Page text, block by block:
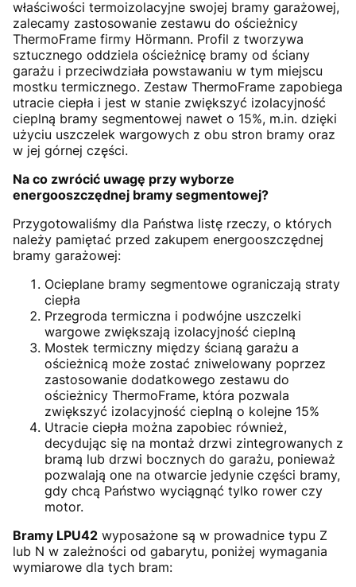
właściwości termoizolacyjne swojej bramy garażowej,
zalecamy zastosowanie zestawu do ościeżnicy
ThermoFrame firmy Hörmann. Profil z tworzywa
sztucznego oddziela ościeżnicę bramy od ściany
garażu i przeciwdziała powstawaniu w tym miejscu
mostku termicznego. Zestaw ThermoFrame zapobiega
utracie ciepła i jest w stanie zwiększyć izolacyjność
cieplną bramy segmentowej nawet o 15%, m.in. dzięki
użyciu uszczelek wargowych z obu stron bramy oraz
w jej górnej części.
Na co zwrócić uwagę przy wyborze
energooszczędnej bramy segmentowej?
Przygotowaliśmy dla Państwa listę rzeczy, o których
należy pamiętać przed zakupem energooszczędnej
bramy garażowej:
Ocieplane bramy segmentowe ograniczają straty
ciepła
Przegroda termiczna i podwójne uszczelki
wargowe zwiększają izolacyjność cieplną
Mostek termiczny między ścianą garażu a
ościeżnicą może zostać zniwelowany poprzez
zastosowanie dodatkowego zestawu do
ościeżnicy ThermoFrame, która pozwala
zwiększyć izolacyjność cieplną o kolejne 15%
Utracie ciepła można zapobiec również,
decydując się na montaż drzwi zintegrowanych z
bramą lub drzwi bocznych do garażu, ponieważ
pozwalają one na otwarcie jedynie części bramy,
gdy chcą Państwo wyciągnąć tylko rower czy
motor.
Bramy LPU42 wyposażone są w prowadnice typu Z
lub N w zależności od gabarytu, poniżej wymagania
wymiarowe dla tych bram: